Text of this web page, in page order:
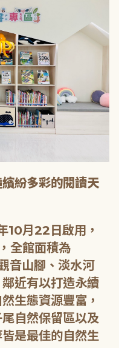
紛多彩的閱讀天
10月22日啟用，
全館面積為
音山腳、淡水河
近有以打造永續
生態資源豐富，
自然保留區以及
是最佳的自然生